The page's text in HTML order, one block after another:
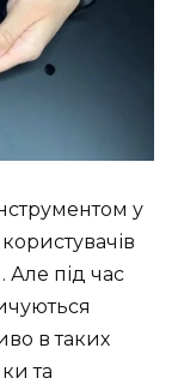
у
під час
в таких
та